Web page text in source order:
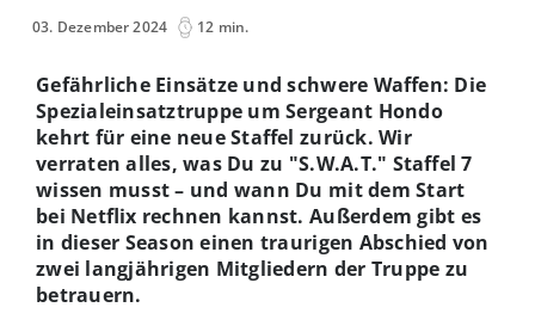
03. Dezember 2024 12 min.
Gefährliche Einsätze und schwere Waffen: Die
Spezialeinsatztruppe um Sergeant Hondo
kehrt für eine neue Staffel zurück. Wir
verraten alles, was Du zu "S.W.A.T." Staffel 7
wissen musst – und wann Du mit dem Start
bei Netflix rechnen kannst. Außerdem gibt es
in dieser Season einen traurigen Abschied von
zwei langjährigen Mitgliedern der Truppe zu
betrauern.